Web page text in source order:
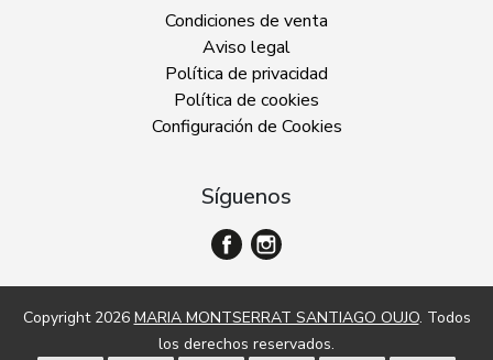
Condiciones de venta
Aviso legal
Política de privacidad
Política de cookies
Configuración de Cookies
Síguenos
Copyright 2026 MARIA MONTSERRAT SANTIAGO OUJO. Todos
los derechos reservados.